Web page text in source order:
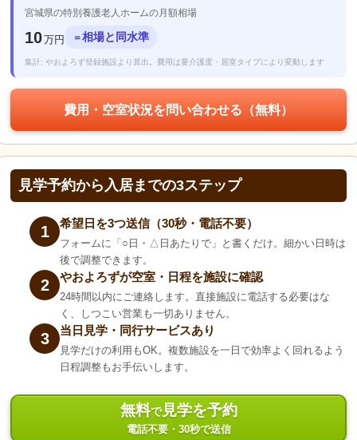
宮城県の特別養護老人ホームの月額相場
10万円 ＝相場と同水準
集計: やおよろず登録施設より算出。費用は要介護度・居室タイプにより変動します
費用・空室状況を問い合わせる（無料）
見学予約から入居までの3ステップ
1 希望日を3つ送信（30秒・電話不要）
フォームに「○日・△日あたりで」と書くだけ。細かい日時は
後で調整できます。
2 やおよろずが空室・日程を施設に確認
24時間以内にご連絡します。直接施設に電話する必要はな
く、しつこい営業も一切ありません。
3 当日見学・同行サービスあり
見学だけの利用もOK。複数施設を一日で効率よく回れるよう
日程調整もお手伝いします。
無料で見学を予約
電話不要・30秒で送信